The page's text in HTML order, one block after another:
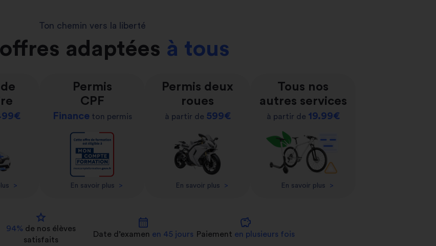
Ton chemin vers la liberté
offres adaptées à tous
>
Permis
CPF
Financeton permis
En savoir plus >
Permis deux
roues
à partir de 599€
En savoir plus >
Tous nos
autres services
à partir de 19.99€
En savoir plus >
star
94% de nos élèves
satisfaits
calendar_month
Date d’examen en 45 jours
savings
Paiement en plusieurs fois